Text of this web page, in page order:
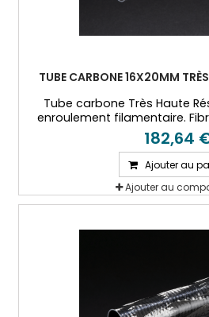
TUBE CARBONE 16X20MM
Tube carbone Très Haute
enroulement filamentaire.
T800) et résine
182,64
Ajouter au
Ajouter au